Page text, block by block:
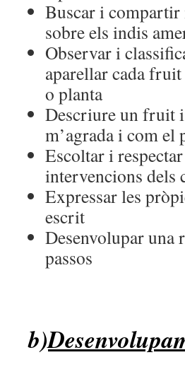
Buscar i
sobre els indis
Observar i
aparellar cada
o planta
Descriure un fruit
m’agrada i com el
Escoltar i
intervencions dels
Expressar les
escrit
Desenvolupar una
passos
b)